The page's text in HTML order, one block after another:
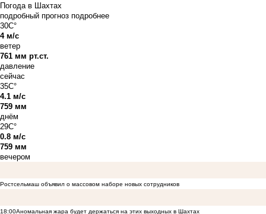
Погода в Шахтах
подробный прогноз подробнее
30C°
4 м/с
ветер
761 мм рт.ст.
давление
сейчас
35C°
4.1 м/с
759 мм
днём
29C°
0.8 м/с
759 мм
вечером
Ростсельмаш объявил о массовом наборе новых сотрудников
18:00Аномальная жара будет держаться на этих выходных в Шахтах